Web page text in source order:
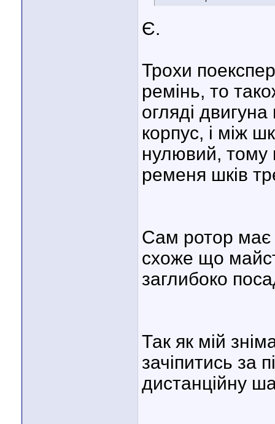
Є.
Трохи
ремінь, то
огляді
корпус, і між
нулювий, тому
ременя шків
Сам ротор має
схоже що
заглибоко
Так як мій
зачіпитись за
дистанційну